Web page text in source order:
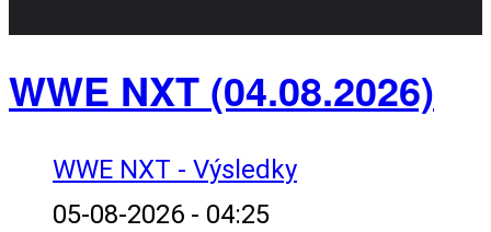
WWE NXT (04.08.2026)
WWE NXT - Výsledky
05-08-2026 - 04:25